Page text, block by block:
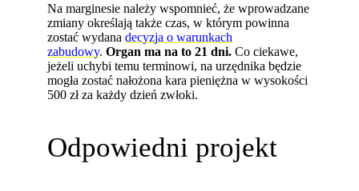
Na marginesie należy wspomnieć, że wprowadzane
zmiany określają także czas, w którym powinna
zostać wydanadecyzja o warunkach
zabudowy.Organ ma na to 21 dni. Co ciekawe,
jeżeli uchybi temu terminowi, na urzędnika będzie
mogła zostać nałożona kara pieniężna w wysokości
500 zł za każdy dzień zwłoki.
Odpowiedni projekt